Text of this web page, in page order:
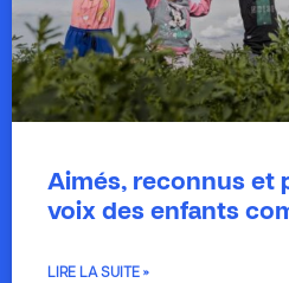
Aimés, reconnus et
voix des enfants
LIRE LA SUITE »